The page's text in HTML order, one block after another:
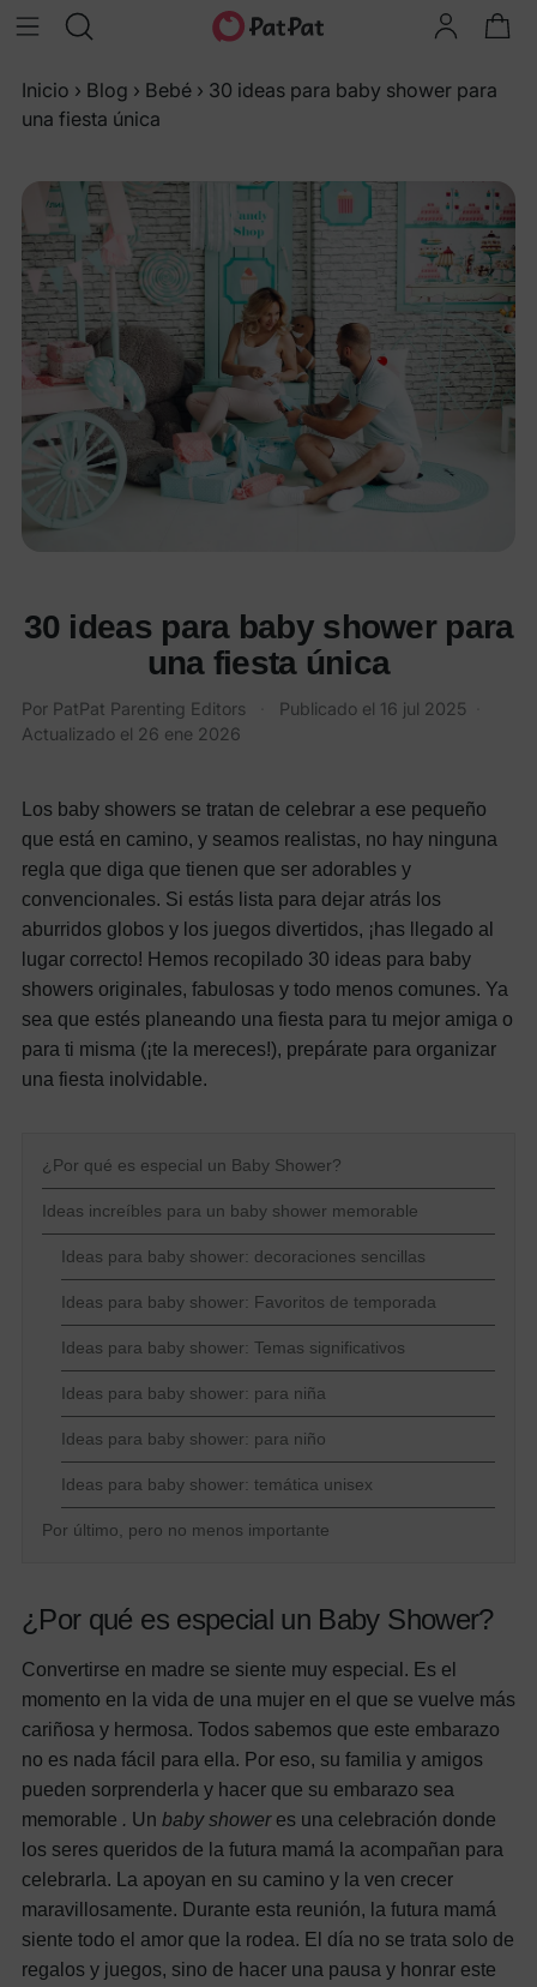
Inicio › Blog › Bebé › 30 ideas para baby shower para
una fiesta única
30 ideas para baby shower para
una fiesta única
Por PatPat Parenting Editors Publicado el 16 jul 2025
Actualizado el 26 ene 2026
Los baby showers se tratan de celebrar a ese pequeño
que está en camino, y seamos realistas, no hay ninguna
regla que diga que tienen que ser adorables y
convencionales. Si estás lista para dejar atrás los
aburridos globos y los juegos divertidos, ¡has llegado al
lugar correcto! Hemos recopilado 30 ideas para baby
showers originales, fabulosas y todo menos comunes. Ya
sea que estés planeando una fiesta para tu mejor amiga o
para ti misma (¡te la mereces!), prepárate para organizar
una fiesta inolvidable.
¿Por qué es especial un Baby Shower?
Ideas increíbles para un baby shower memorable
Ideas para baby shower: decoraciones sencillas
Ideas para baby shower: Favoritos de temporada
Ideas para baby shower: Temas significativos
Ideas para baby shower: para niña
Ideas para baby shower: para niño
Ideas para baby shower: temática unisex
Por último, pero no menos importante
¿Por qué es especial un Baby Shower?
Convertirse en madre se siente muy especial. Es el
momento en la vida de una mujer en el que se vuelve más
cariñosa y hermosa. Todos sabemos que este embarazo
no es nada fácil para ella. Por eso, su familia y amigos
pueden sorprenderla y hacer que su embarazo sea
memorable . Un baby showeres una celebración donde
los seres queridos de la futura mamá la acompañan para
celebrarla. La apoyan en su camino y la ven crecer
maravillosamente. Durante esta reunión, la futura mamá
siente todo el amor que la rodea. El día no se trata solo de
regalos y juegos, sino de hacer una pausa y honrar este